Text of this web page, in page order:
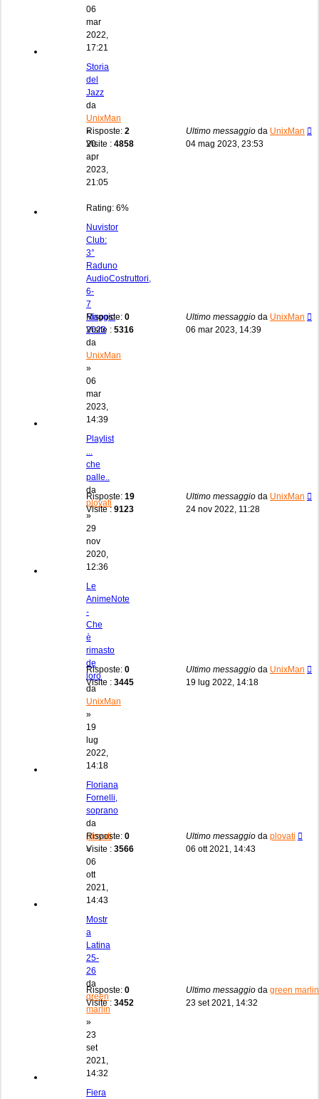
06
mar
2022,
17:21
Storia
del
Jazz
da
UnixMan
»
20
apr
2023,
21:05
Rating: 6%
Risposte: 2
Visite : 4858
Ultimo messaggio da UnixMan
04 mag 2023, 23:53
Nuvistor
Club:
3°
Raduno
AudioCostruttori,
6-
7
Maggio
2023
da
UnixMan
»
06
mar
2023,
14:39
Risposte: 0
Visite : 5316
Ultimo messaggio da UnixMan
06 mar 2023, 14:39
Playlist
che
palle..
da
plovati
»
29
nov
2020,
12:36
Risposte: 19
Visite : 9123
Ultimo messaggio da UnixMan
24 nov 2022, 11:28
Le
AnimeNote
-
Che
è
rimasto
de
loro
da
UnixMan
»
19
lug
2022,
14:18
Risposte: 0
Visite : 3445
Ultimo messaggio da UnixMan
19 lug 2022, 14:18
Floriana
Fornelli,
soprano
da
plovati
»
06
ott
2021,
14:43
Risposte: 0
Visite : 3566
Ultimo messaggio da plovati
06 ott 2021, 14:43
Mostr
a
Latina
25-
26
da
green
marlin
»
23
set
2021,
14:32
Risposte: 0
Visite : 3452
Ultimo messaggio da green marlin
23 set 2021, 14:32
Fiera